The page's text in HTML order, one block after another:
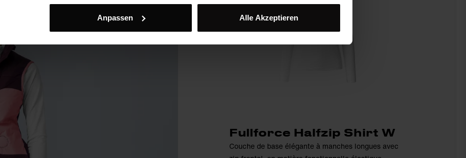
Anpassen Alle Akzeptieren
Fullforce Halfzip Shirt W
Couche de base élégante à manches longues avec